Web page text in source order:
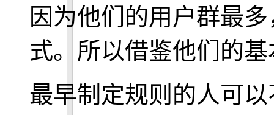
因为他们的用户群最
式。所以借鉴他们的
最早制定规则的人可